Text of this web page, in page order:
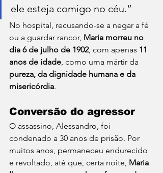
ele esteja comigo no céu.”
No hospital, recusando-se a negar a fé
ou a guardar rancor, Maria morreu no
dia 6 de julho de 1902, com apenas 11
anos de idade, como uma mártir da
pureza, da dignidade humana e da
misericórdia.
Conversão do agressor
O assassino, Alessandro, foi
condenado a 30 anos de prisão. Por
muitos anos, permaneceu endurecido
e revoltado, até que, certa noite, Maria